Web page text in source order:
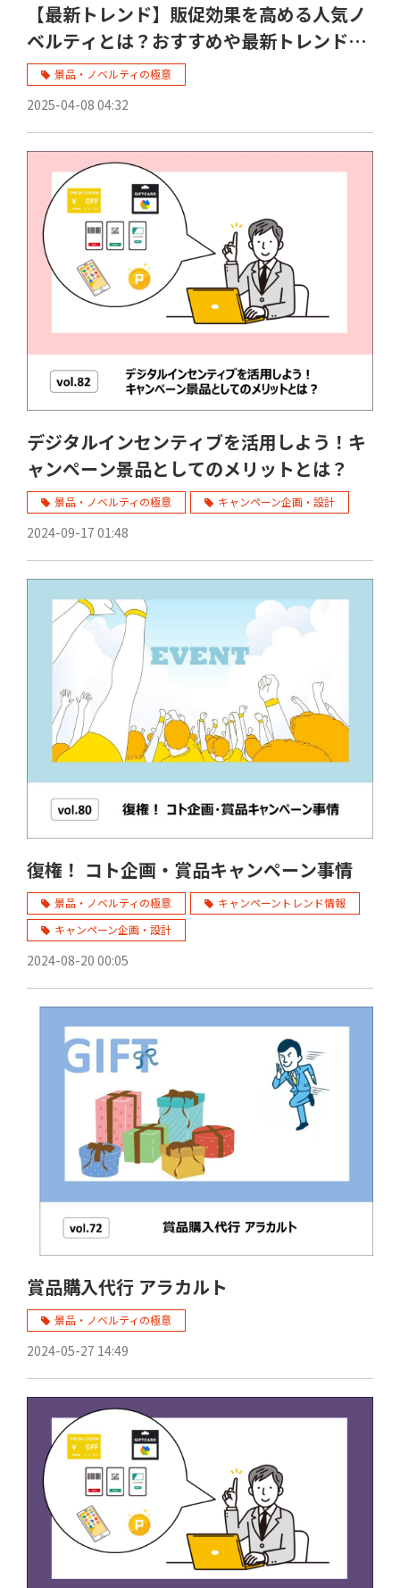
【最新トレンド】販促効果を高める人気ノ
ベルティとは？おすすめや最新トレンド
も！景品・ノベルティの極意
2025-04-08 04:32
デジタルインセンティブを活用しよう！キ
ャンペーン景品としてのメリットとは？
景品・ノベルティの極意 キャンペーン企画・設計
2024-09-17 01:48
復権！ コト企画・賞品キャンペーン事情
景品・ノベルティの極意
キャンペーントレンド情報
キャンペーン企画・設計
2024-08-20 00:05
賞品購入代行 アラカルト
景品・ノベルティの極意
2024-05-27 14:49